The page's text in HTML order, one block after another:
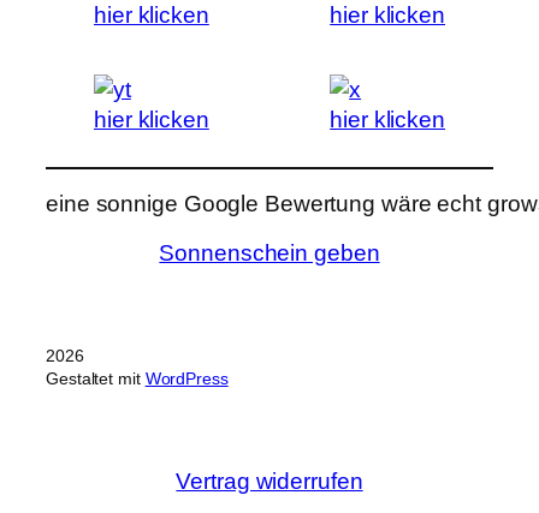
hier klicken hier klicken
hier klicken hier klicken
eine sonnige Google Bewertung wäre echt
Sonnenschein geben
2026
Gestaltet mit WordPress
Vertrag widerrufen